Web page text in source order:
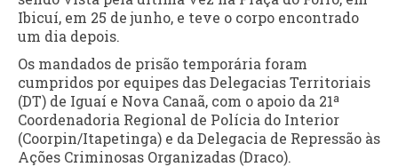
Ibicuí, em 25 de junho, e teve o corpo encontrado
um dia depois.
Os mandados de prisão temporária foram
cumpridos por equipes das Delegacias Territoriais
(DT) de Iguaí e Nova Canaã, com o apoio da 21ª
Coordenadoria Regional de Polícia do Interior
(Coorpin/Itapetinga) e da Delegacia de Repressão às
Ações Criminosas Organizadas (Draco).